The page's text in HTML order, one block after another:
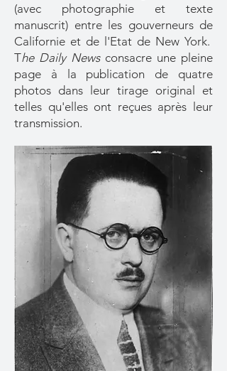
(avec photographie et texte
manuscrit) entre les gouverneurs de
Californie et de l'Etat de New York.
The Daily Newsconsacre une pleine
page à la publication de quatre
photos dans leur tirage original et
telles qu'elles ont reçues après leur
transmission.